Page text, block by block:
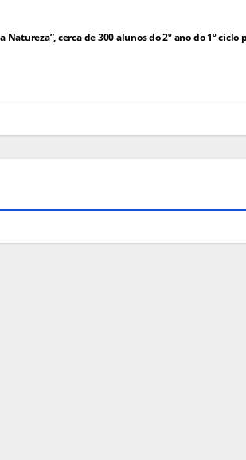
cerca de 300 alunos do 2º ano do 1º